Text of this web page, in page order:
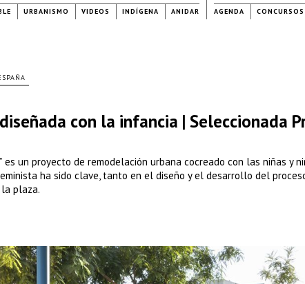
URBANISMO VIDEOS INDÍGENA ANIDAR AGENDA CONCURSOS
con la infancia | Seleccionada
es un proyecto de remodelación urbana cocreado con las niñas y
ha sido clave, tanto en el diseño y el desarrollo del
plaza.